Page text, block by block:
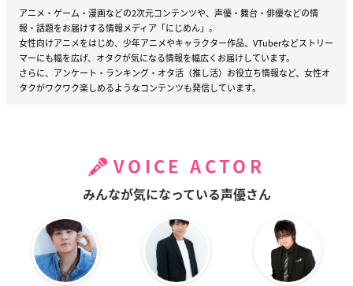
アニメ・ゲーム・漫画などの2次元コンテンツや、声優・舞台・俳優などの情
報・話題をお届けする情報メディア「にじめん」。
女性向けアニメをはじめ、少年アニメやキャラクター作品、VTuberなどストリー
マーにも幅を広げ、オタクが気になる情報を幅広くお届けしています。
さらに、アンケート・ランキング・オタ活（推し活）お役立ち情報など、女性オ
タクがワクワク楽しめるようなコンテンツも発信しています。
VOICE ACTOR
みんなが気になっている声優さん